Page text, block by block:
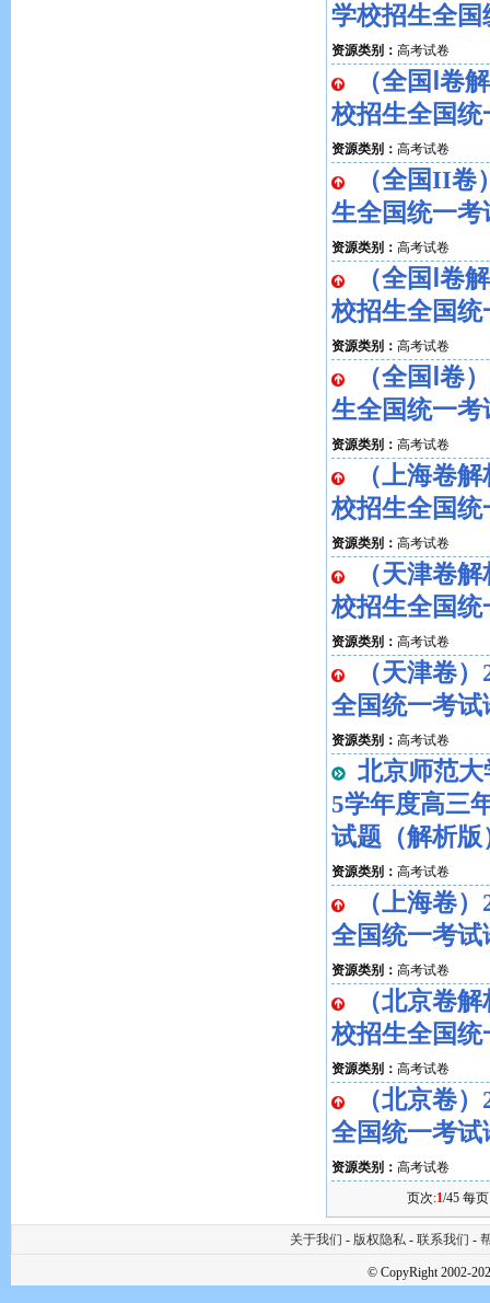
学校招生全
资源类别： 高考试卷
（全国Ⅰ卷
校招生全国
资源类别： 高考试卷
（全国II卷
生全国统一
资源类别： 高考试卷
（全国Ⅰ卷
校招生全国
资源类别： 高考试卷
（全国Ⅰ卷
生全国统一
资源类别： 高考试卷
（上海卷
校招生全国
资源类别： 高考试卷
（天津卷
校招生全国
资源类别： 高考试卷
（天津卷
全国统一考试
资源类别： 高考试卷
北京师范大
5学年度高三
试题（解析版
资源类别： 高考试卷
（上海卷
全国统一考试
资源类别： 高考试卷
（北京卷
校招生全国
资源类别： 高考试卷
（北京卷
全国统一考试
资源类别： 高考试卷
页次:1/45 每
关于我们 - 版权隐私 - 联系我们 -
© CopyRight 2002-